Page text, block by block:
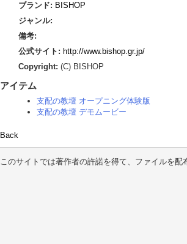
ブランド: BISHOP
ジャンル:
備考:
公式サイト: http://www.bishop.gr.jp/
Copyright: (C) BISHOP
アイテム
支配の教壇 オープニング体験版
支配の教壇 デモムービー
Back
このサイトでは著作者の許諾を得て、ファイルを